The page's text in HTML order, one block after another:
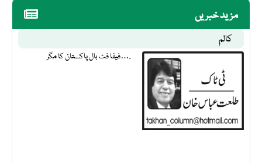
مزید خبریں
کالم
فیفا فٹ بال پاکستان کا مگر….